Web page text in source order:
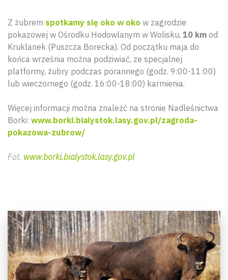
Z żubrem spotkamy się oko w oko w zagrodzie
pokazowej w Ośrodku Hodowlanym w Wolisku, 10 km od
Kruklanek (Puszcza Borecka). Od początku maja do
końca września można podziwiać, ze specjalnej
platformy, żubry podczas porannego (godz. 9:00-11:00)
lub wieczornego (godz. 16:00-18:00) karmienia.
Więcej informacji można znaleźć na stronie Nadleśnictwa
Borki: www.borki.bialystok.lasy.gov.pl/zagroda-
pokazowa-zubrow/
Fot. www.borki.bialystok.lasy.gov.pl